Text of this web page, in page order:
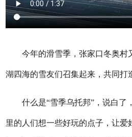
今年的滑雪季，张家口冬奥村
湖四海的雪友们召集起来，共同打
什么是“雪季乌托邦”，说白了
里的人们想一些好玩的点子，让爱